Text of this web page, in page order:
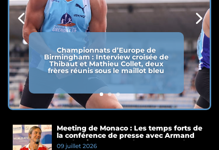
Championnats d’Europe de
Birmingham : Interview croisée de
Thibaut et Mathieu Collet, deux
frères réunis sous le maillot bleu
Meeting de Monaco : Les temps forts de
la conférence de presse avec Armand
Duplantis et Cassandre Beaugrand
09 juillet 2026